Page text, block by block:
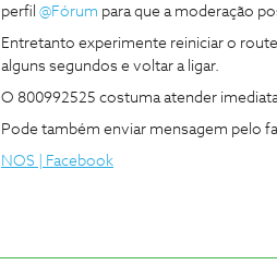
perfil @Fórum para que a moderação
Entretanto experimente reiniciar o
alguns segundos e voltar a ligar.
O 800992525 costuma atender
Pode também enviar mensagem pelo
NOS | Facebook